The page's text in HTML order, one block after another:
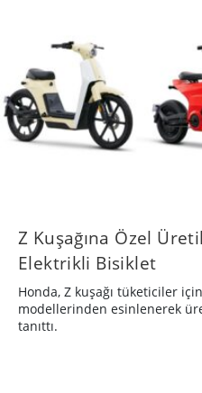
Z Kuşağına Özel
Elektrikli Bisiklet
Honda, Z kuşağı tüketiciler
modellerinden esinlenerek
tanıttı.